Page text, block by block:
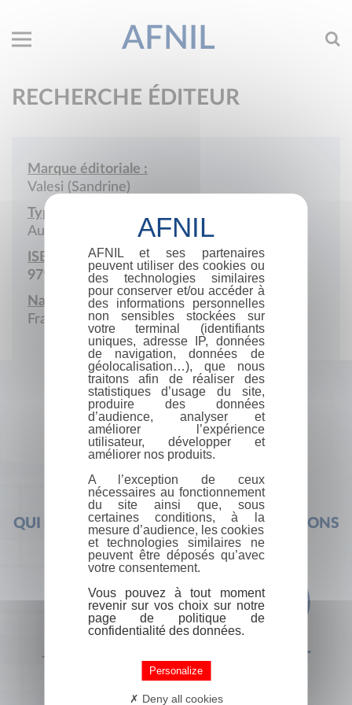
AFNIL
RECHERCHE ÉDITEUR
Marque éditoriale :
Valesi (Sandrine)
Type de société :
Auto-édition
ISBN :
979-10-415-3667-2
Nationalité :
France
QUI SOMMES-NOUS ? FOIRE AUX QUESTIONS
+33 (0) 1 44 41 29 19 CONTACT
AFNIL et ses partenaires
peuvent utiliser des cookies ou
des technologies similaires
pour conserver et/ou accéder à
des informations personnelles
non sensibles stockées sur
votre terminal (identifiants
uniques, adresse IP, données
de navigation, données de
géolocalisation…), que nous
traitons afin de réaliser des
statistiques d’usage du site,
produire des données
d’audience, analyser et
améliorer l’expérience
utilisateur, développer et
améliorer nos produits.
A l’exception de ceux
nécessaires au fonctionnement
du site ainsi que, sous
certaines conditions, à la
mesure d’audience, les cookies
et technologies similaires ne
peuvent être déposés qu’avec
votre consentement.
Vous pouvez à tout moment
revenir sur vos choix sur notre
page de politique de
confidentialité des données.
Personalize
Deny all cookies